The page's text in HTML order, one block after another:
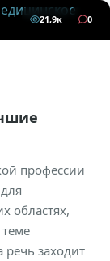
21,9к 0
профессии
областях,
речь заходит